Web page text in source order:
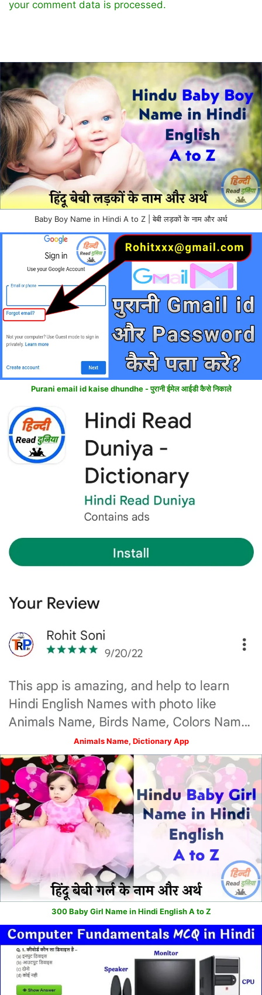
your comment data is processed.
Baby Boy Name in Hindi A to Z | बेबी लड़कों के नाम और अर्थ
Purani email id kaise dhundhe - पुरानी ईमेल आईडी कैसे निकाले
Animals Name, Dictionary App
300 Baby Girl Name in Hindi English A to Z